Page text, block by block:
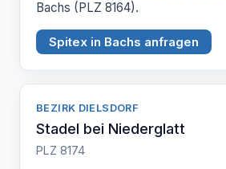
Bachs (PLZ 8164).
Spitex in Bachs anfragen
BEZIRK DIELSDORF
Stadel bei Niederglatt
PLZ 8174